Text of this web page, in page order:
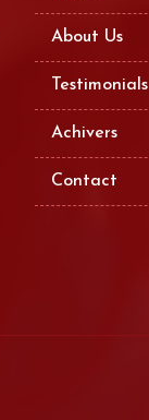
About Us
Testimonials
Achivers
Contact